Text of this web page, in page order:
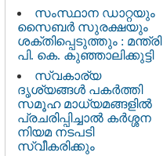
സംസ്ഥാന ഡാറ്റയും
സൈബർ സുരക്ഷയും
ശക്തിപ്പെടുത്തും : മന്ത്രി
പി. കെ. കുഞ്ഞാലിക്കുട്ടി
സ്വകാര്യ
ദൃശ്യങ്ങള്‍ പകര്‍ത്തി
സമൂഹ മാധ്യമങ്ങളില്‍
പ്രചരിപ്പിച്ചാൽ കർശ്ശന
നിയമ നടപടി
സ്വീകരിക്കും